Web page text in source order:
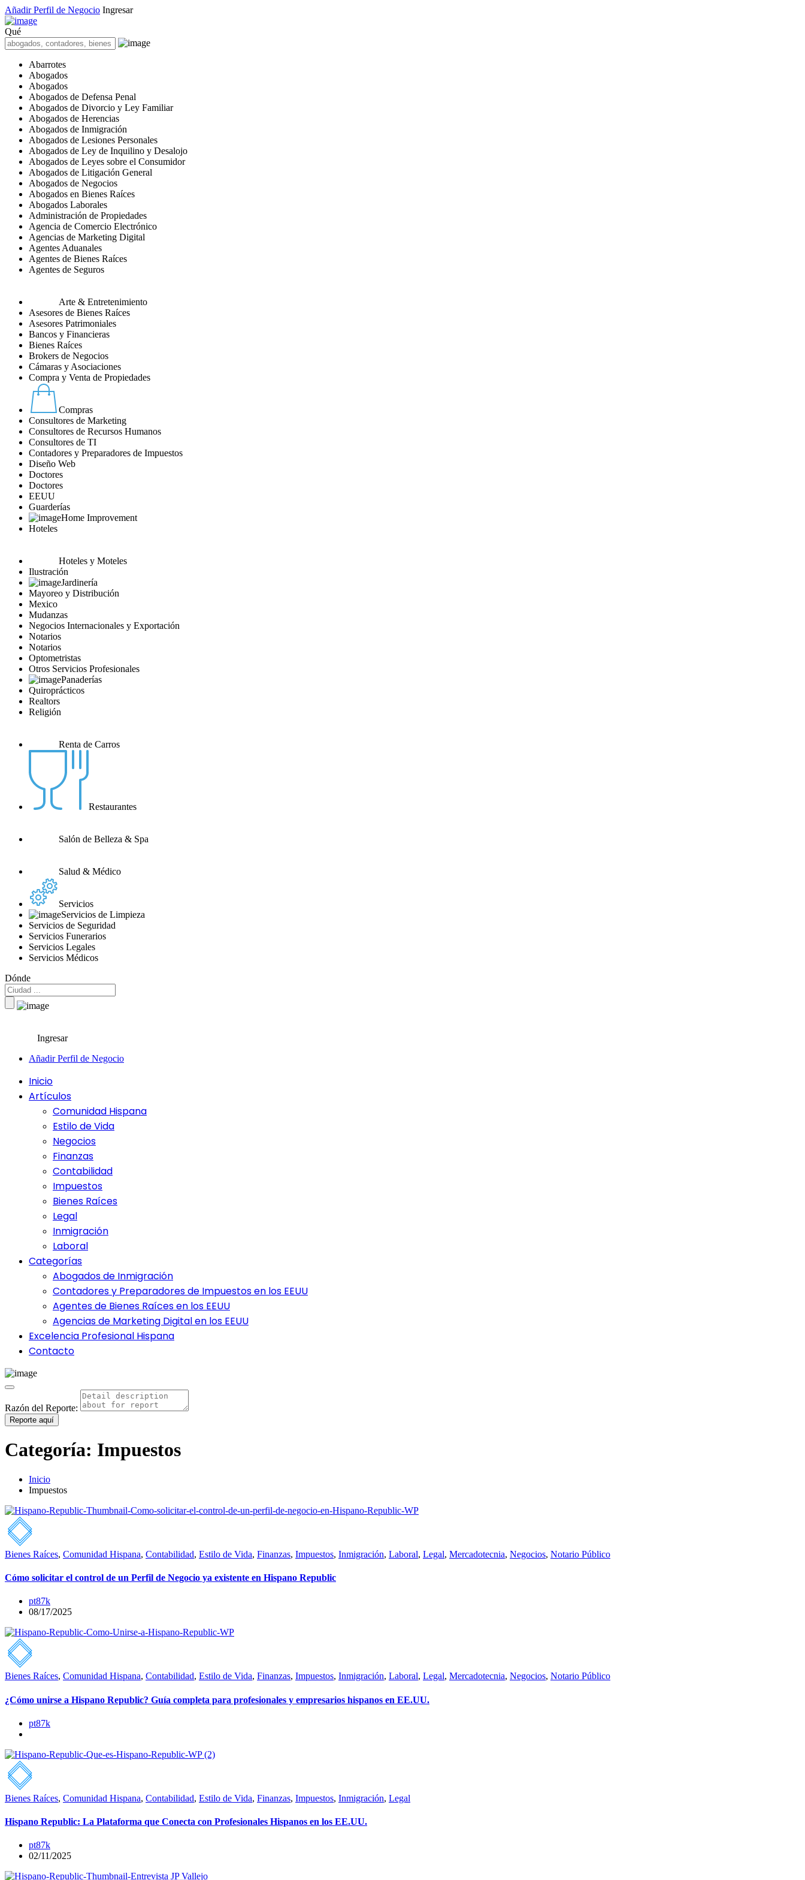
Añadir Perfil de Negocio Ingresar
Qué
Abarrotes
Abogados
Abogados
Abogados de Defensa Penal
Abogados de Divorcio y Ley Familiar
Abogados de Herencias
Abogados de Inmigración
Abogados de Lesiones Personales
Abogados de Ley de Inquilino y Desalojo
Abogados de Leyes sobre el Consumidor
Abogados de Litigación General
Abogados de Negocios
Abogados en Bienes Raíces
Abogados Laborales
Administración de Propiedades
Agencia de Comercio Electrónico
Agencias de Marketing Digital
Agentes Aduanales
Agentes de Bienes Raíces
Agentes de Seguros
Arte & Entretenimiento
Asesores de Bienes Raíces
Asesores Patrimoniales
Bancos y Financieras
Bienes Raíces
Brokers de Negocios
Cámaras y Asociaciones
Compra y Venta de Propiedades
Compras
Consultores de Marketing
Consultores de Recursos Humanos
Consultores de TI
Contadores y Preparadores de Impuestos
Diseño Web
Doctores
Doctores
EEUU
Guarderías
Home Improvement
Hoteles
Hoteles y Moteles
Ilustración
Jardinería
Mayoreo y Distribución
Mexico
Mudanzas
Negocios Internacionales y Exportación
Notarios
Notarios
Optometristas
Otros Servicios Profesionales
Panaderías
Quiroprácticos
Realtors
Religión
Renta de Carros
Restaurantes
Salón de Belleza & Spa
Salud & Médico
Servicios
Servicios de Limpieza
Servicios de Seguridad
Servicios Funerarios
Servicios Legales
Servicios Médicos
Dónde
Ingresar
Añadir Perfil de Negocio
Inicio
Artículos
Comunidad Hispana
Estilo de Vida
Negocios
Finanzas
Contabilidad
Impuestos
Bienes Raíces
Legal
Inmigración
Laboral
Categorías
Abogados de Inmigración
Contadores y Preparadores de Impuestos en los EEUU
Agentes de Bienes Raíces en los EEUU
Agencias de Marketing Digital en los EEUU
Excelencia Profesional Hispana
Contacto
Razón del Reporte:
Reporte aquí
Categoría: Impuestos
Inicio
Impuestos
Bienes Raíces, Comunidad Hispana, Contabilidad, Estilo de Vida, Finanzas, Impuestos, Inmigración, Laboral, Legal, Mercadotecnia, Negocios, Notario Público
Cómo solicitar el control de un Perfil de Negocio ya existente en Hispano Republic
pt87k
08/17/2025
Bienes Raíces, Comunidad Hispana, Contabilidad, Estilo de Vida, Finanzas, Impuestos, Inmigración, Laboral, Legal, Mercadotecnia, Negocios, Notario Público
¿Cómo unirse a Hispano Republic? Guía completa para profesionales y empresarios hispanos en EE.UU.
pt87k
Bienes Raíces, Comunidad Hispana, Contabilidad, Estilo de Vida, Finanzas, Impuestos, Inmigración, Legal
Hispano Republic: La Plataforma que Conecta con Profesionales Hispanos en los EE.UU.
pt87k
02/11/2025